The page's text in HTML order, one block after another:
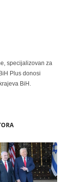
specijalizovan za
Plus donosi
BiH.